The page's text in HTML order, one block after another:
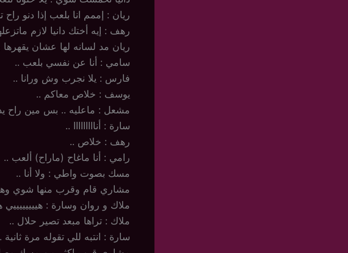
ريان : إممم انا بلعب إذا دنو راح
رهف : إيه أختك دانيا لازم
ريان مد لسانه لها عشان يقهرها
سامي : أنا عن نفسي بلعب ..
فارس : يلا نجرب وش ورانا ..
يوسف : خلاص معاكم ..
مشعل : ماعليه .. بس مين راح
سارة : أنااااااااا ..
رهف : خلاص ..
رامي : أنا ماغاح (ماراح) ألعب ..
مسك بصوت واطي : ولا أنا ..
مشاري قام وقرب منها شوي وهو
ملاك و روان وسارة : هييييييييي
ملاك : تراها مبعد تصير حلال ..
سارة : انتبه للي تقوله مرة